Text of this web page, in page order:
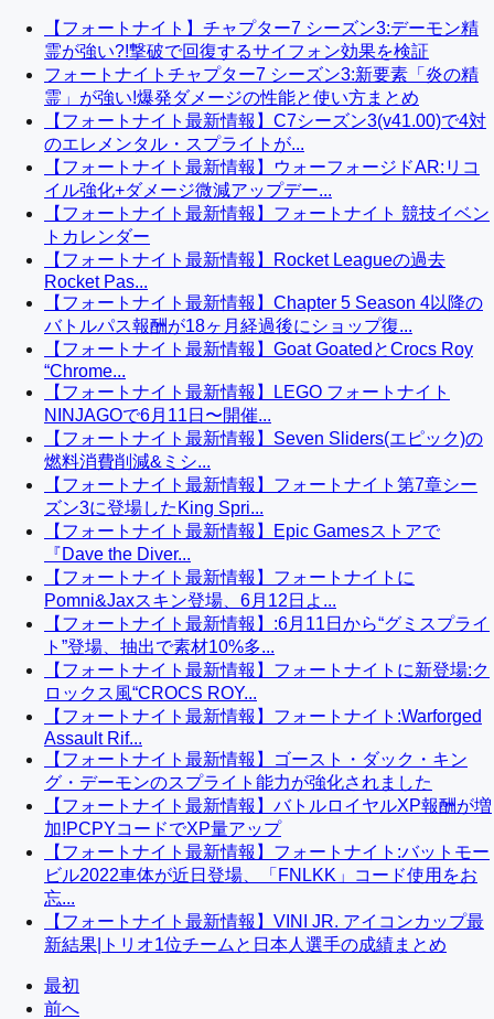
【フォートナイト】チャプター7 シーズン3:デーモン精
霊が強い?!撃破で回復するサイフォン効果を検証
フォートナイトチャプター7 シーズン3:新要素「炎の精
霊」が強い!爆発ダメージの性能と使い方まとめ
【フォートナイト最新情報】C7シーズン3(v41.00)で4対
のエレメンタル・スプライトが...
【フォートナイト最新情報】ウォーフォージドAR:リコ
イル強化+ダメージ微減アップデー...
【フォートナイト最新情報】フォートナイト 競技イベン
トカレンダー
【フォートナイト最新情報】Rocket Leagueの過去
Rocket Pas...
【フォートナイト最新情報】Chapter 5 Season 4以降の
バトルパス報酬が18ヶ月経過後にショップ復...
【フォートナイト最新情報】Goat GoatedとCrocs Roy
“Chrome...
【フォートナイト最新情報】LEGO フォートナイト
NINJAGOで6月11日〜開催...
【フォートナイト最新情報】Seven Sliders(エピック)の
燃料消費削減&ミシ...
【フォートナイト最新情報】フォートナイト第7章シー
ズン3に登場したKing Spri...
【フォートナイト最新情報】Epic Gamesストアで
『Dave the Diver...
【フォートナイト最新情報】フォートナイトに
Pomni&Jaxスキン登場、6月12日よ...
【フォートナイト最新情報】:6月11日から“グミスプライ
ト”登場、抽出で素材10%多...
【フォートナイト最新情報】フォートナイトに新登場:ク
ロックス風“CROCS ROY...
【フォートナイト最新情報】フォートナイト:Warforged
Assault Rif...
【フォートナイト最新情報】ゴースト・ダック・キン
グ・デーモンのスプライト能力が強化されました
【フォートナイト最新情報】バトルロイヤルXP報酬が増
加!PCPYコードでXP量アップ
【フォートナイト最新情報】フォートナイト:バットモー
ビル2022車体が近日登場、「FNLKK」コード使用をお
忘...
【フォートナイト最新情報】VINI JR. アイコンカップ最
新結果|トリオ1位チームと日本人選手の成績まとめ
最初
前へ